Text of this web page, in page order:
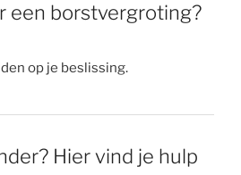
een borstvergroting?
op je beslissing.
Hier vind je hulp